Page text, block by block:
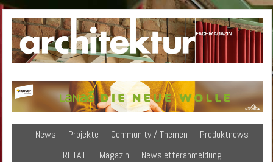
News Projekte Community / Themen
Produktnews
RETAIL
Magazin
Newsletteranmeldung